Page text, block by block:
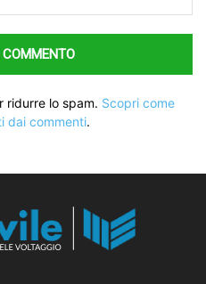
ridurre lo spam. Scopri come
dai commenti.